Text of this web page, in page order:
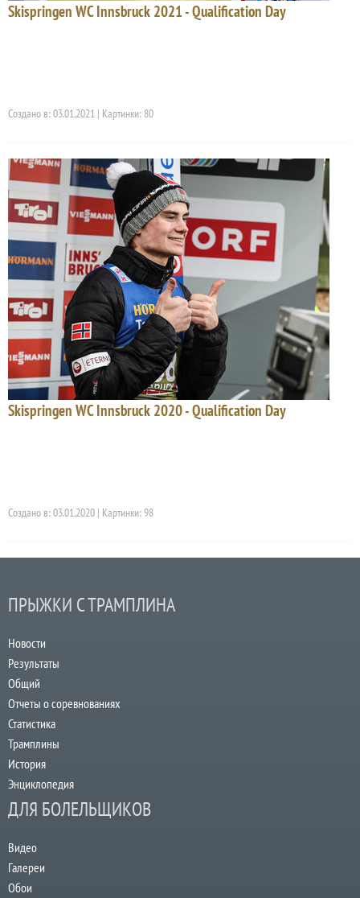
Skispringen WC Innsbruck 2021 - Qualification Day
Создано в: 03.01.2021 | Картинки: 80
Skispringen WC Innsbruck 2020 - Qualification Day
Создано в: 03.01.2020 | Картинки: 98
ПРЫЖКИ С ТРАМПЛИНА
Новости
Результаты
Общий
Отчеты о соревнованиях
Статистика
Трамплины
История
Энциклопедия
ДЛЯ БОЛЕЛЬЩИКОВ
Видео
Галереи
Обои